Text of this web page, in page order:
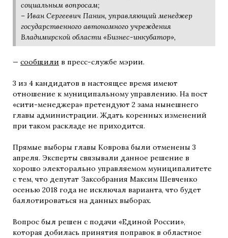
социальным вопросам;
– Иван Сергеевич Панин, управляющий менеджер
государственного автономного учреждения
Владимирской области «Бизнес-инкубатор»,
— сообщили в пресс-службе мэрии.
3 из 4 кандидатов в настоящее время имеют
отношение к муниципальному управлению. На пост
«сити-менеджера» претендуют 2 зама нынешнего
главы администрации. Ждать коренных изменений
при таком раскладе не приходится.
Прямые выборы главы Коврова были отменены 3
апреля. Эксперты связывали данное решение в
хорошо электорально управляемом муниципалитете
с тем, что депутат Заксобрания Максим Шевченко
осенью 2018 года не исключал варианта, что будет
баллотироваться на данных выборах.
Вопрос был решен с подачи «Единой России»,
которая добилась принятия поправок в областное